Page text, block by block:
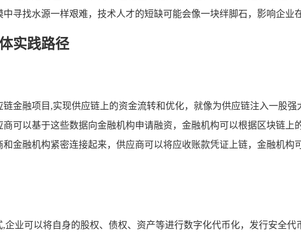
寻找水源一样艰难，技术人才的短缺可能会像一块绊脚石，影响企业
实践路径
金融项目,实现供应链上的资金流转和优化，就像为供应链注入一股
可以基于这些数据向金融机构申请融资，金融机构可以根据区块链
金融机构紧密连接起来，供应商可以将应收账款凭证上链，金融机
企业可以将自身的股权、债权、资产等进行数字化代币化，发行安全